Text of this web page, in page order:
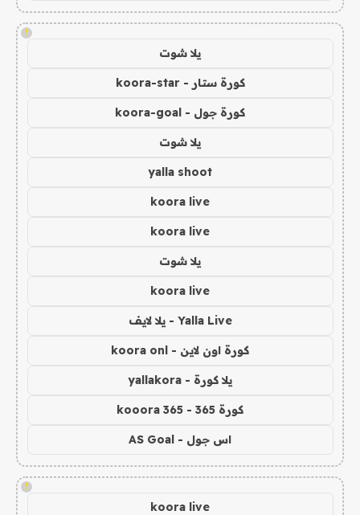
!
يلا شوت
كورة ستار - koora-star
كورة جول - koora-goal
يلا شوت
yalla shoot
koora live
koora live
يلا شوت
koora live
Yalla Live - يلا لايف
كورة اون لاين - koora onl
يلا كورة - yallakora
كورة 365 - kooora 365
اس جول - AS Goal
!
koora live